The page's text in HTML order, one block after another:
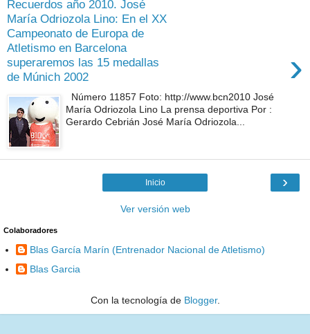
Recuerdos año 2010. José
María Odriozola Lino: En el XX
Campeonato de Europa de
Atletismo en Barcelona
superaremos las 15 medallas
de Múnich 2002
›
Número 11857 Foto: http://www.bcn2010 José
María Odriozola Lino La prensa deportiva Por :
Gerardo Cebrián José María Odriozola...
›
Inicio
Ver versión web
Colaboradores
Blas García Marín (Entrenador Nacional de Atletismo)
Blas Garcia
Con la tecnología de Blogger.